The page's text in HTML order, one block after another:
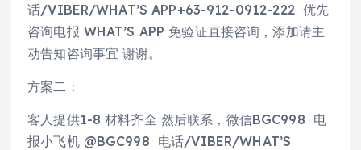
话/VIBER/WHAT’S APP+63-912-0912-222 优先
咨询电报 WHAT’S APP 免验证直接咨询，添加请主
动告知咨询事宜 谢谢。
方案二：
客人提供1-8 材料齐全 然后联系，微信BGC998 电
报小飞机 @BGC998 电话/VIBER/WHAT’S